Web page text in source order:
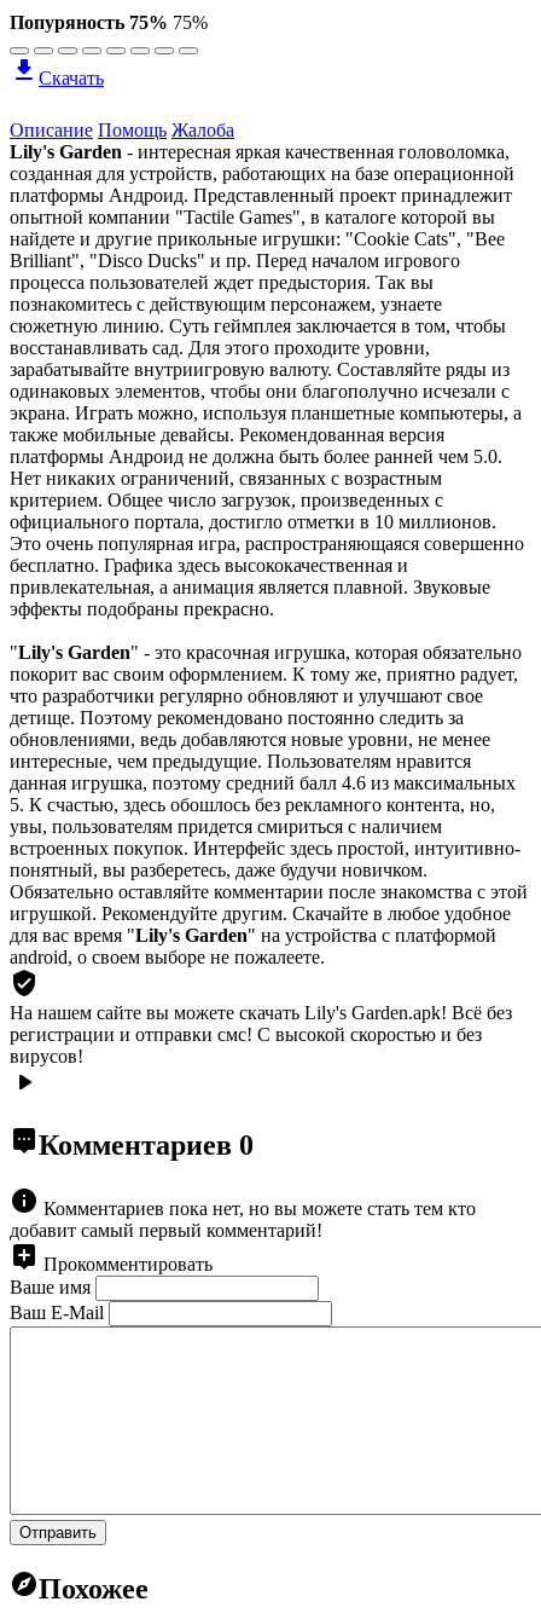
Попуряность 75% 75%
Скачать
Описание Помощь Жалоба
Lily's Garden - интересная яркая качественная головоломка,
созданная для устройств, работающих на базе операционной
платформы Андроид. Представленный проект принадлежит
опытной компании "Tactile Games", в каталоге которой вы
найдете и другие прикольные игрушки: "Cookie Cats", "Bee
Brilliant", "Disco Ducks" и пр. Перед началом игрового
процесса пользователей ждет предыстория. Так вы
познакомитесь с действующим персонажем, узнаете
сюжетную линию. Суть геймплея заключается в том, чтобы
восстанавливать сад. Для этого проходите уровни,
зарабатывайте внутриигровую валюту. Составляйте ряды из
одинаковых элементов, чтобы они благополучно исчезали с
экрана. Играть можно, используя планшетные компьютеры, а
также мобильные девайсы. Рекомендованная версия
платформы Андроид не должна быть более ранней чем 5.0.
Нет никаких ограничений, связанных с возрастным
критерием. Общее число загрузок, произведенных с
официального портала, достигло отметки в 10 миллионов.
Это очень популярная игра, распространяющаяся совершенно
бесплатно. Графика здесь высококачественная и
привлекательная, а анимация является плавной. Звуковые
эффекты подобраны прекрасно.
"Lily's Garden" - это красочная игрушка, которая обязательно
покорит вас своим оформлением. К тому же, приятно радует,
что разработчики регулярно обновляют и улучшают свое
детище. Поэтому рекомендовано постоянно следить за
обновлениями, ведь добавляются новые уровни, не менее
интересные, чем предыдущие. Пользователям нравится
данная игрушка, поэтому средний балл 4.6 из максимальных
5. К счастью, здесь обошлось без рекламного контента, но,
увы, пользователям придется смириться с наличием
встроенных покупок. Интерфейс здесь простой, интуитивно-
понятный, вы разберетесь, даже будучи новичком.
Обязательно оставляйте комментарии после знакомства с этой
игрушкой. Рекомендуйте другим. Скачайте в любое удобное
для вас время "Lily's Garden" на устройства с платформой
android, о своем выборе не пожалеете.
На нашем сайте вы можете скачать Lily's Garden.apk! Всё без
регистрации и отправки смс! С высокой скоростью и без
вирусов!
Комментариев 0
Комментариев пока нет, но вы можете стать тем кто
добавит самый первый комментарий!
Прокомментировать
Ваше имя
Ваш E-Mail
Отправить
Похожее